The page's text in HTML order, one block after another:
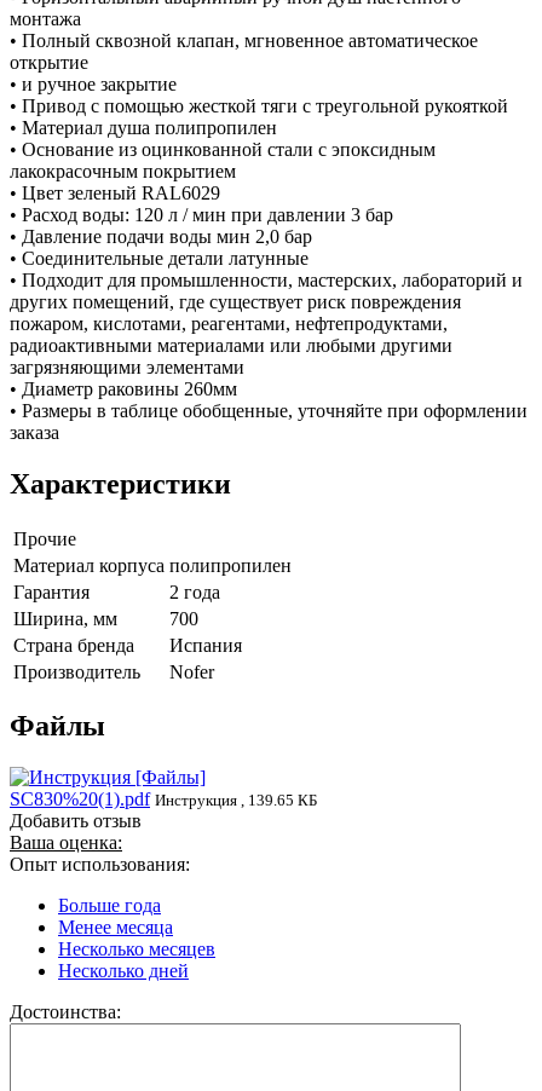
монтажа
• Полный сквозной клапан, мгновенное автоматическое
открытие
• и ручное закрытие
• Привод с помощью жесткой тяги с треугольной рукояткой
• Материал душа полипропилен
• Основание из оцинкованной стали с эпоксидным
лакокрасочным покрытием
• Цвет зеленый RAL6029
• Расход воды: 120 л / мин при давлении 3 бар
• Давление подачи воды мин 2,0 бар
• Соединительные детали латунные
• Подходит для промышленности, мастерских, лабораторий и
других помещений, где существует риск повреждения
пожаром, кислотами, реагентами, нефтепродуктами,
радиоактивными материалами или любыми другими
загрязняющими элементами
• Диаметр раковины 260мм
• Размеры в таблице обобщенные, уточняйте при оформлении
заказа
Характеристики
Прочие
Материал корпуса полипропилен
Гарантия
2 года
Ширина, мм
700
Страна бренда
Испания
Производитель
Nofer
Файлы
SC830%20(1).pdf Инструкция , 139.65 КБ
Добавить отзыв
Ваша оценка:
Опыт использования:
Больше года
Менее месяца
Несколько месяцев
Несколько дней
Достоинства: